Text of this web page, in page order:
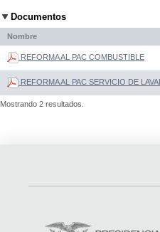
Documentos
Nombre
REFORMA AL PAC COMBUSTIBLE
REFORMA AL PAC SERVICIO DE
Mostrando 2 resultados.